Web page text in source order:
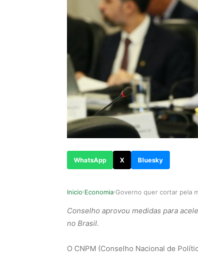
WhatsApp X Bluesky
Inicio›Economia›
Conselho aprovou medidas para
no Brasil.
O CNPM (Conselho Nacional de